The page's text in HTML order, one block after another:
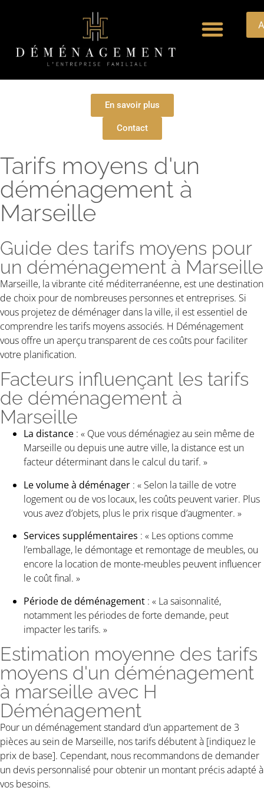
En savoir plus
Contact
Tarifs moyens d'un
déménagement à
Marseille
Guide des tarifs moyens pour
un déménagement à Marseille
Marseille, la vibrante cité méditerranéenne, est une destination
de choix pour de nombreuses personnes et entreprises. Si
vous projetez de déménager dans la ville, il est essentiel de
comprendre les tarifs moyens associés. H Déménagement
vous offre un aperçu transparent de ces coûts pour faciliter
votre planification.
Facteurs influençant les tarifs
de déménagement à
Marseille
La distance : « Que vous déménagiez au sein même de
Marseille ou depuis une autre ville, la distance est un
facteur déterminant dans le calcul du tarif. »
Le volume à déménager : « Selon la taille de votre
logement ou de vos locaux, les coûts peuvent varier. Plus
vous avez d’objets, plus le prix risque d’augmenter. »
Services supplémentaires : « Les options comme
l’emballage, le démontage et remontage de meubles, ou
encore la location de monte-meubles peuvent influencer
le coût final. »
Période de déménagement : « La saisonnalité,
notamment les périodes de forte demande, peut
impacter les tarifs. »
Estimation moyenne des tarifs
moyens d'un déménagement
à marseille avec H
Déménagement
Pour un déménagement standard d’un appartement de 3
pièces au sein de Marseille, nos tarifs débutent à [indiquez le
prix de base]. Cependant, nous recommandons de demander
un devis personnalisé pour obtenir un montant précis adapté à
vos besoins.